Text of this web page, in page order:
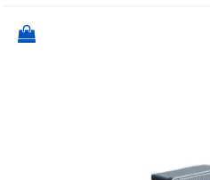
Quantità